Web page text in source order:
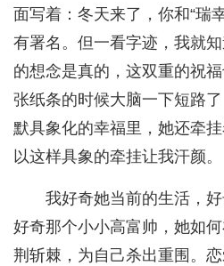
面写着：冬天来了，你和“瑞
有署名。但一看字迹，我就
的想念是真的，这双重的祝
张纸条的时候大脑一下短路
默具象化的幸福里，她还牵
以这样具象的牵挂让我汗颜。
我好奇她当前的生活，
好奇那个小小高富帅，她如
荆斩棘，为自己杀出重围。